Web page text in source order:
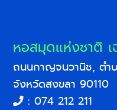
หอสมุดแห่งชาติ
ถนนกาญจนวานิช, ตำ
จังหวัดสงขลา 90110
: 074 212 211